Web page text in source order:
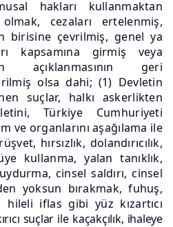
hakları kullanmaktan
olmak, cezaları ertelenmiş,
birisine çevrilmiş, genel ya
kapsamına girmiş veya
açıklanmasının geri
olsa dahi; (1) Devletin
suçlar, halkı askerlikten
Türkiye Cumhuriyeti
ve organlarını aşağılama ile
hırsızlık, dolandırıcılık,
kullanma, yalan tanıklık,
cinsel saldırı, cinsel
yoksun bırakmak, fuhuş,
iflas gibi yüz kızartıcı
suçlar ile kaçakçılık, ihaleye